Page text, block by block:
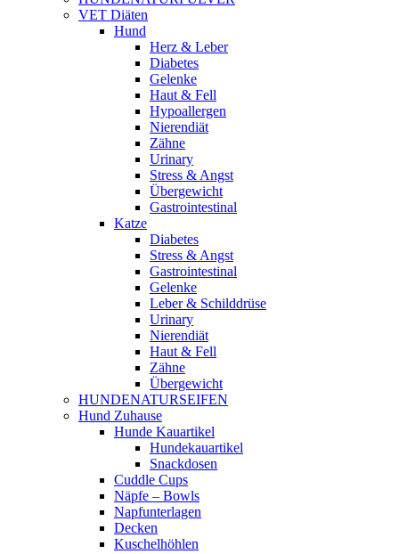
VET Diäten
Hund
Herz & Leber
Diabetes
Gelenke
Haut & Fell
Hypoallergen
Nierendiät
Zähne
Urinary
Stress & Angst
Übergewicht
Gastrointestinal
Katze
Diabetes
Stress & Angst
Gastrointestinal
Gelenke
Leber & Schilddrüse
Urinary
Nierendiät
Haut & Fell
Zähne
Übergewicht
HUNDENATURSEIFEN
Hund Zuhause
Hunde Kauartikel
Hundekauartikel
Snackdosen
Cuddle Cups
Näpfe – Bowls
Napfunterlagen
Decken
Kuschelhöhlen